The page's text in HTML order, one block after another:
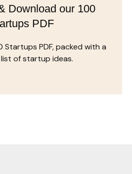
Download our 100
PDF
Startups PDF, packed with a
of startup ideas.